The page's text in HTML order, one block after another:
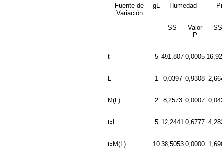
Fuente de
Variación
gL Humedad
SS
Valor
P
SS
t 5 491,807 0,0005
1 0,0397 0,9308
M(L) 2 8,2573 0,0007
txL 5 12,2441 0,6777
txM(L) 10 38,5053 0,0000